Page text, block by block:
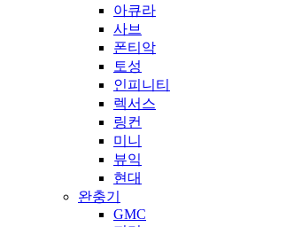
아큐라
사브
폰티악
토성
인피니티
렉서스
링컨
미니
뷰익
현대
완충기
GMC